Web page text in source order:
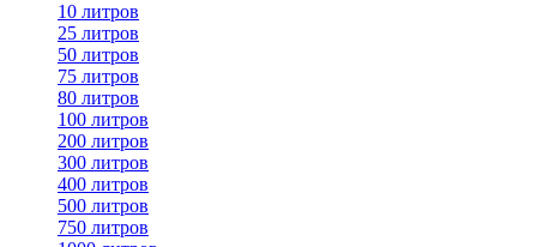
10 литров
25 литров
50 литров
75 литров
80 литров
100 литров
200 литров
300 литров
400 литров
500 литров
750 литров